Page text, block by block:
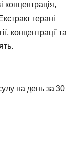
концентрація,
герані
концентрації та
на день за 30